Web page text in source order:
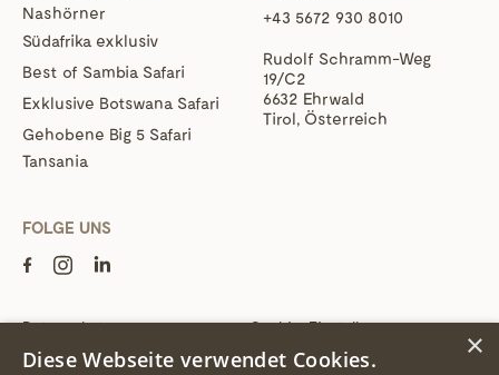
Nashörner
Südafrika exklusiv
Best of Sambia Safari
Exklusive Botswana Safari
Gehobene Big 5 Safari
Tansania
FOLGE UNS
+43 5672 930 8010
Rudolf Schramm-Weg
19/C2
6632 Ehrwald
Tirol, Österreich
Datenschutz
Cookie-Einstellungen
Impressum
AGB ×
Diese Webseite verwendet Cookies.